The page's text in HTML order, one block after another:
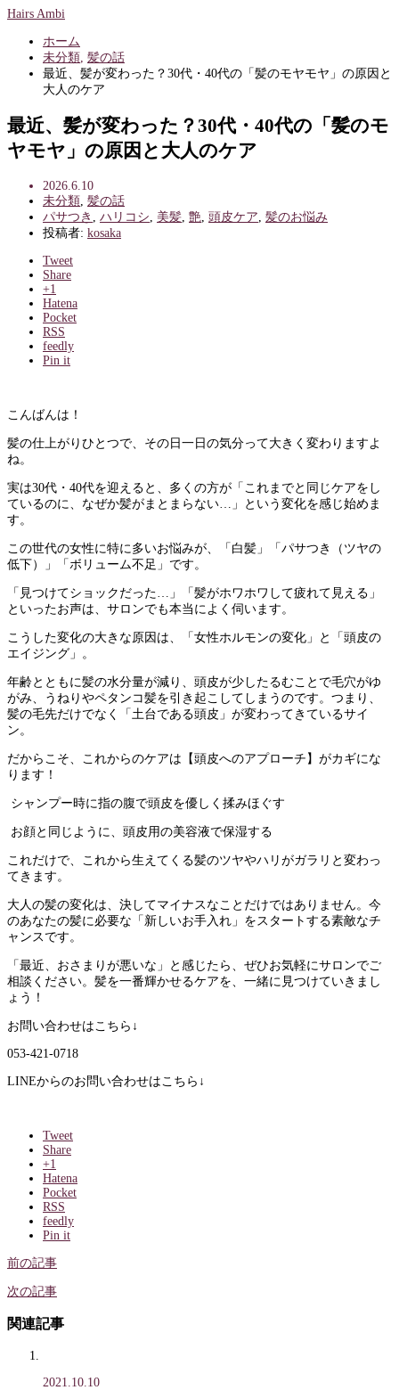
Hairs Ambi
ホーム
未分類, 髪の話
最近、髪が変わった？30代・40代の「髪のモヤモヤ」の原因と
大人のケア
最近、髪が変わった？30代・40代の「髪のモ
ヤモヤ」の原因と大人のケア
2026.6.10
未分類 髪の話
パサつき
ハリコシ 美髪 艶 頭皮ケア 髪のお悩み
投稿者: kosaka
Tweet
Share
+1
Hatena
Pocket
RSS
feedly
Pin it
こんばんは！
髪の仕上がりひとつで、その日一日の気分って大きく変わりますよ
ね。
実は30代・40代を迎えると、多くの方が「これまでと同じケアをし
ているのに、なぜか髪がまとまらない…」という変化を感じ始めま
す。
この世代の女性に特に多いお悩みが、「白髪」「パサつき（ツヤの
低下）」「ボリューム不足」です。
「見つけてショックだった…」「髪がホワホワして疲れて見える」
といったお声は、サロンでも本当によく伺います。
こうした変化の大きな原因は、「女性ホルモンの変化」と「頭皮の
エイジング」。
年齢とともに髪の水分量が減り、頭皮が少したるむことで毛穴がゆ
がみ、うねりやペタンコ髪を引き起こしてしまうのです。つまり、
髪の毛先だけでなく「土台である頭皮」が変わってきているサイ
ン。
だからこそ、これからのケアは【頭皮へのアプローチ】がカギにな
ります！
シャンプー時に指の腹で頭皮を優しく揉みほぐす
お顔と同じように、頭皮用の美容液で保湿する
これだけで、これから生えてくる髪のツヤやハリがガラリと変わっ
てきます。
大人の髪の変化は、決してマイナスなことだけではありません。今
のあなたの髪に必要な「新しいお手入れ」をスタートする素敵なチ
ャンスです。
「最近、おさまりが悪いな」と感じたら、ぜひお気軽にサロンでご
相談ください。髪を一番輝かせるケアを、一緒に見つけていきまし
ょう！
お問い合わせはこちら↓
053-421-0718
LINEからのお問い合わせはこちら↓
Tweet
Share
+1
Hatena
Pocket
RSS
feedly
Pin it
前の記事
次の記事
関連記事
2021.10.10